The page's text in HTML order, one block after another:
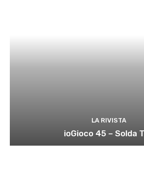
LA RIVISTA
ioGioco 45 – Solda